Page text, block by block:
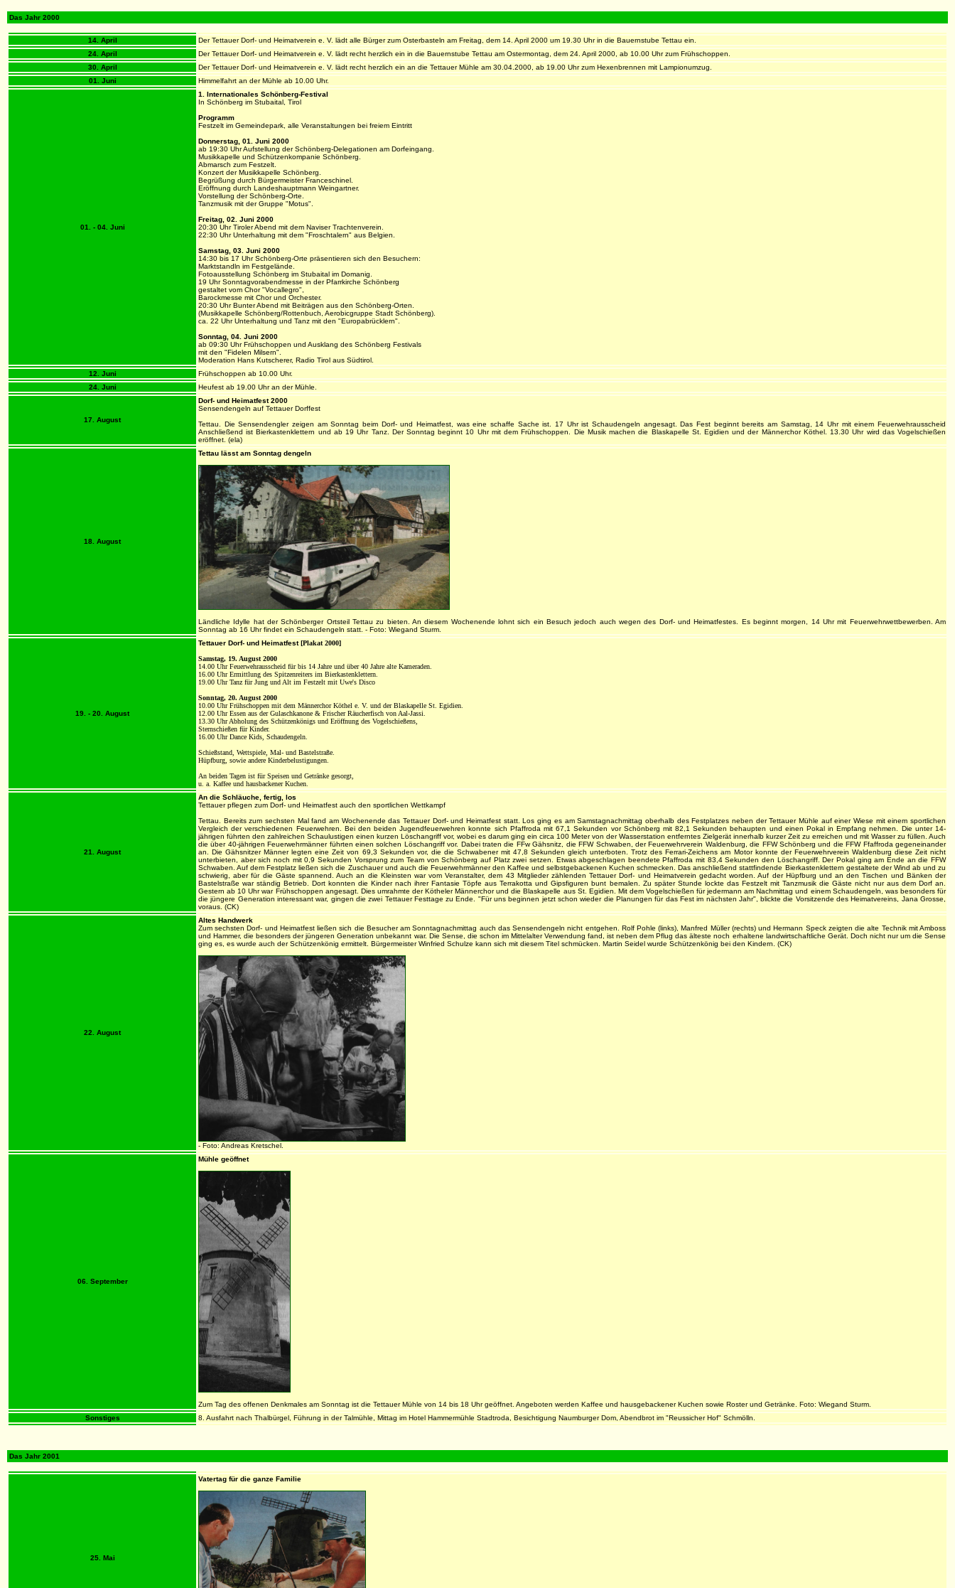
Das Jahr 2000
14. April
Der Tettauer Dorf- und Heimatverein e. V. lädt alle Bürger zum Osterbasteln am Freitag, dem 14. April 2000 um 19.30 Uhr in die Bauernstube Tettau ein.
24. April
Der Tettauer Dorf- und Heimatverein e. V. lädt recht herzlich ein in die Bauernstube Tettau am Ostermontag, dem 24. April 2000, ab 10.00 Uhr zum Frühschoppen.
30. April
Der Tettauer Dorf- und Heimatverein e. V. lädt recht herzlich ein an die Tettauer Mühle am 30.04.2000, ab 19.00 Uhr zum Hexenbrennen mit Lampionumzug.
01. Juni
Himmelfahrt an der Mühle ab 10.00 Uhr.
01. - 04. Juni
1. Internationales Schönberg-Festival
In Schönberg im Stubaital, Tirol
Programm
Festzelt im Gemeindepark, alle Veranstaltungen bei freiem Eintritt
Donnerstag, 01. Juni 2000
ab 19:30 Uhr Aufstellung der Schönberg-Delegationen am Dorfeingang.
Musikkapelle und Schützenkompanie Schönberg.
Abmarsch zum Festzelt.
Konzert der Musikkapelle Schönberg.
Begrüßung durch Bürgermeister Franceschinel.
Eröffnung durch Landeshauptmann Weingartner.
Vorstellung der Schönberg-Orte.
Tanzmusik mit der Gruppe "Motus".
Freitag, 02. Juni 2000
20:30 Uhr Tiroler Abend mit dem Naviser Trachtenverein.
22:30 Uhr Unterhaltung mit dem "Froschtalern" aus Belgien.
Samstag, 03. Juni 2000
14:30 bis 17 Uhr Schönberg-Orte präsentieren sich den Besuchern:
Marktstandln im Festgelände.
Fotoausstellung Schönberg im Stubaital im Domanig.
19 Uhr Sonntagvorabendmesse in der Pfarrkirche Schönberg
gestaltet vom Chor "Vocallegro",
Barockmesse mit Chor und Orchester.
20:30 Uhr Bunter Abend mit Beiträgen aus den Schönberg-Orten.
(Musikkapelle Schönberg/Rottenbuch, Aerobicgruppe Stadt Schönberg).
ca. 22 Uhr Unterhaltung und Tanz mit den "Europabrücklern".
Sonntag, 04. Juni 2000
ab 09:30 Uhr Frühschoppen und Ausklang des Schönberg Festivals
mit den "Fidelen Milsern".
Moderation Hans Kutscherer, Radio Tirol aus Südtirol.
12. Juni
Frühschoppen ab 10.00 Uhr.
24. Juni
Heufest ab 19.00 Uhr an der Mühle.
17. August
Dorf- und Heimatfest 2000
Sensendengeln auf Tettauer Dorffest
Tettau. Die Sensendengler zeigen am Sonntag beim Dorf- und Heimatfest, was eine schaffe Sache ist. 17 Uhr ist Schaudengeln angesagt. Das Fest beginnt bereits am Samstag, 14 Uhr mit einem Feuerwehrausscheid
Anschließend ist Bierkastenklettern und ab 19 Uhr Tanz. Der Sonntag beginnt 10 Uhr mit dem Frühschoppen. Die Musik machen die Blaskapelle St. Egidien und der Männerchor Köthel. 13.30 Uhr wird das Vogelschießen
eröffnet. (ela)
18. August
Tettau lässt am Sonntag dengeln
Ländliche Idylle hat der Schönberger Ortsteil Tettau zu bieten. An diesem Wochenende lohnt sich ein Besuch jedoch auch wegen des Dorf- und Heimatfestes. Es beginnt morgen, 14 Uhr mit Feuerwehrwettbewerben. Am
Sonntag ab 16 Uhr findet ein Schaudengeln statt. - Foto: Wiegand Sturm.
19. - 20. August
Tettauer Dorf- und Heimatfest [Plakat 2000]
Samstag, 19. August 2000
14.00 Uhr Feuerwehrausscheid für bis 14 Jahre und über 40 Jahre alte Kameraden.
16.00 Uhr Ermittlung des Spitzenreiters im Bierkastenklettern.
19.00 Uhr Tanz für Jung und Alt im Festzelt mit Uwe's Disco
Sonntag, 20. August 2000
10.00 Uhr Frühschoppen mit dem Männerchor Köthel e. V. und der Blaskapelle St. Egidien.
12.00 Uhr Essen aus der Gulaschkanone & Frischer Räucherfisch von Aal-Jassi.
13.30 Uhr Abholung des Schützenkönigs und Eröffnung des Vogelschießens,
Sternschießen für Kinder.
16.00 Uhr Dance Kids, Schaudengeln.
Schießstand, Wettspiele, Mal- und Bastelstraße.
Hüpfburg, sowie andere Kinderbelustigungen.
An beiden Tagen ist für Speisen und Getränke gesorgt,
u. a. Kaffee und hausbackener Kuchen.
21. August
An die Schläuche, fertig, los
Tettauer pflegen zum Dorf- und Heimatfest auch den sportlichen Wettkampf
Tettau. Bereits zum sechsten Mal fand am Wochenende das Tettauer Dorf- und Heimatfest statt. Los ging es am Samstagnachmittag oberhalb des Festplatzes neben der Tettauer Mühle auf einer Wiese mit einem sportlichen
Vergleich der verschiedenen Feuerwehren. Bei den beiden Jugendfeuerwehren konnte sich Pfaffroda mit 67,1 Sekunden vor Schönberg mit 82,1 Sekunden behaupten und einen Pokal in Empfang nehmen. Die unter 14-
jährigen führten den zahlreichen Schaulustigen einen kurzen Löschangriff vor, wobei es darum ging ein circa 100 Meter von der Wasserstation entferntes Zielgerät innerhalb kurzer Zeit zu erreichen und mit Wasser zu füllen. Auch
die über 40-jährigen Feuerwehrmänner führten einen solchen Löschangriff vor. Dabei traten die FFw Gähsnitz, die FFW Schwaben, der Feuerwehrverein Waldenburg, die FFW Schönberg und die FFW Ffaffroda gegeneinander
an. Die Gähsnitzer Männer legten eine Zeit von 69,3 Sekunden vor, die die Schwabener mit 47,8 Sekunden gleich unterboten. Trotz des Ferrari-Zeichens am Motor konnte der Feuerwehrverein Waldenburg diese Zeit nicht
unterbieten, aber sich noch mit 0,9 Sekunden Vorsprung zum Team von Schönberg auf Platz zwei setzen. Etwas abgeschlagen beendete Pfaffroda mit 83,4 Sekunden den Löschangriff. Der Pokal ging am Ende an die FFW
Schwaben. Auf dem Festplatz ließen sich die Zuschauer und auch die Feuerwehrmänner den Kaffee und selbstgebackenen Kuchen schmecken. Das anschließend stattfindende Bierkastenklettern gestaltete der Wind ab und zu
schwierig, aber für die Gäste spannend. Auch an die Kleinsten war vom Veranstalter, dem 43 Mitglieder zählenden Tettauer Dorf- und Heimatverein gedacht worden. Auf der Hüpfburg und an den Tischen und Bänken der
Bastelstraße war ständig Betrieb. Dort konnten die Kinder nach ihrer Fantasie Töpfe aus Terrakotta und Gipsfiguren bunt bemalen. Zu später Stunde lockte das Festzelt mit Tanzmusik die Gäste nicht nur aus dem Dorf an.
Gestern ab 10 Uhr war Frühschoppen angesagt. Dies umrahmte der Kötheler Männerchor und die Blaskapelle aus St. Egidien. Mit dem Vogelschießen für jedermann am Nachmittag und einem Schaudengeln, was besonders für
die jüngere Generation interessant war, gingen die zwei Tettauer Festtage zu Ende. "Für uns beginnen jetzt schon wieder die Planungen für das Fest im nächsten Jahr", blickte die Vorsitzende des Heimatvereins, Jana Grosse,
voraus. (CK)
22. August
Altes Handwerk
Zum sechsten Dorf- und Heimatfest ließen sich die Besucher am Sonntagnachmittag auch das Sensendengeln nicht entgehen. Rolf Pohle (links), Manfred Müller (rechts) und Hermann Speck zeigten die alte Technik mit Amboss
und Hammer, die besonders der jüngeren Generation unbekannt war. Die Sense, die schon im Mittelalter Verwendung fand, ist neben dem Pflug das älteste noch erhaltene landwirtschaftliche Gerät. Doch nicht nur um die Sense
ging es, es wurde auch der Schützenkönig ermittelt. Bürgermeister Winfried Schulze kann sich mit diesem Titel schmücken. Martin Seidel wurde Schützenkönig bei den Kindern. (CK)
- Foto: Andreas Kretschel.
06. September
Mühle geöffnet
Zum Tag des offenen Denkmales am Sonntag ist die Tettauer Mühle von 14 bis 18 Uhr geöffnet. Angeboten werden Kaffee und hausgebackener Kuchen sowie Roster und Getränke. Foto: Wiegand Sturm.
Sonstiges
8. Ausfahrt nach Thalbürgel, Führung in der Talmühle, Mittag im Hotel Hammermühle Stadtroda, Besichtigung Naumburger Dom, Abendbrot im "Reussicher Hof" Schmölln.
Das Jahr 2001
25. Mai
Vatertag für die ganze Familie